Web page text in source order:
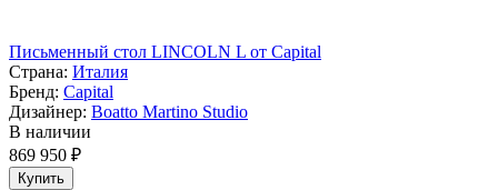
Письменный стол LINCOLN L от Capital
Страна: Италия
Бренд: Capital
Дизайнер: Boatto Martino Studio
В наличии
869 950 ₽
Купить